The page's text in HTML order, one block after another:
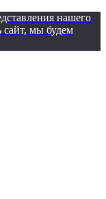
нашего
сайт, мы будем